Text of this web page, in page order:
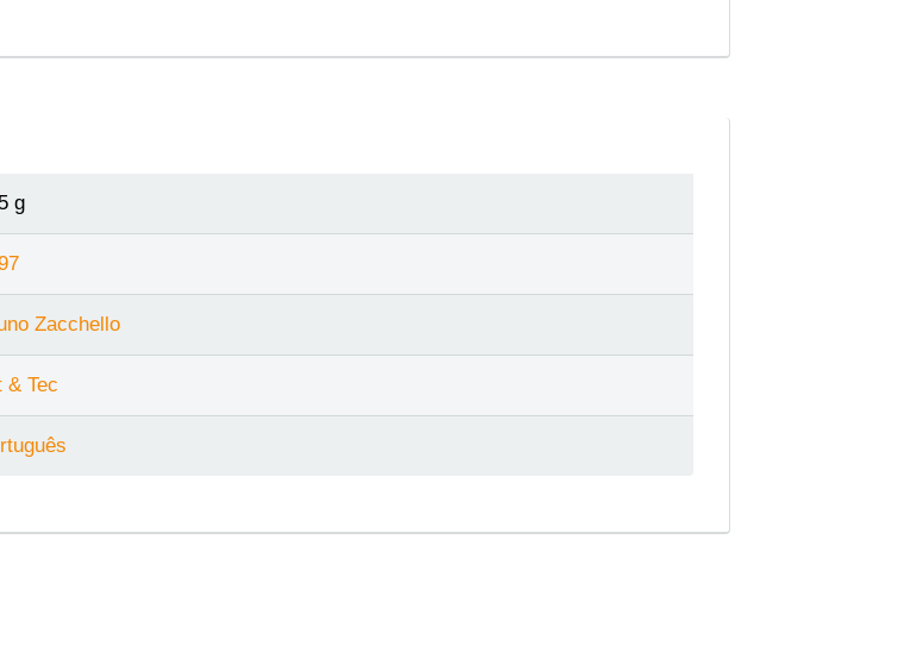
g
Zacchello
& Tec